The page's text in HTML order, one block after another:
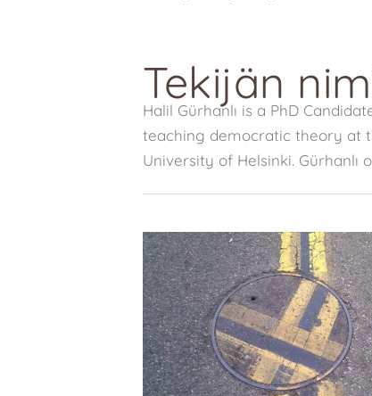
Tekijän
Halil Gürhanlı is a PhD
teaching democratic theory at
University of Helsinki. Gürhanlı